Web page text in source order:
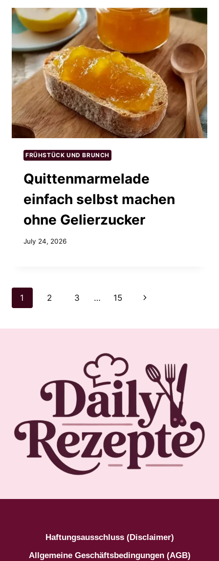
FRÜHSTÜCK UND BRUNCH
Quittenmarmelade
einfach selbst machen
ohne Gelierzucker
July 24, 2026
Page
1 2 3 … 15
Next
Haftungsausschluss (Disclaimer)
Allgemeine Geschäftsbedingungen (AGB)